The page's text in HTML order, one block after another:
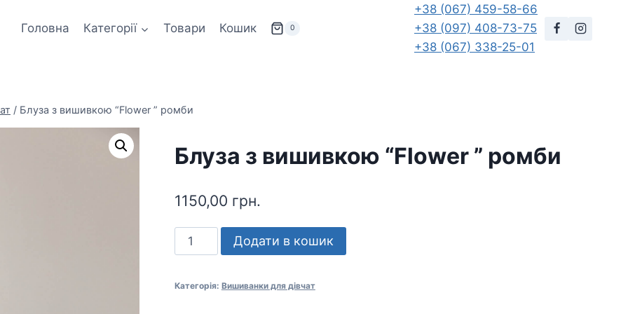
Головна Категорії Товари Кошик 0
+38 (067) 459-58-66
+38 (097) 408-73-75
+38 (067) 338-25-01
/ Блуза з вишивкою “Flower ” ромби
Блуза з вишивкою “Flower ” ромби
1150,00 грн.
Блуза
з
“Flower
Додати в кошик
Категорія: Вишиванки для дівчат